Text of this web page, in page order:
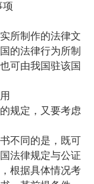
所制作的法律文
的法律行为所制
可由我国驻该国
规定，又要考虑
不同的是，既可
法律规定与公证
根据具体情况考